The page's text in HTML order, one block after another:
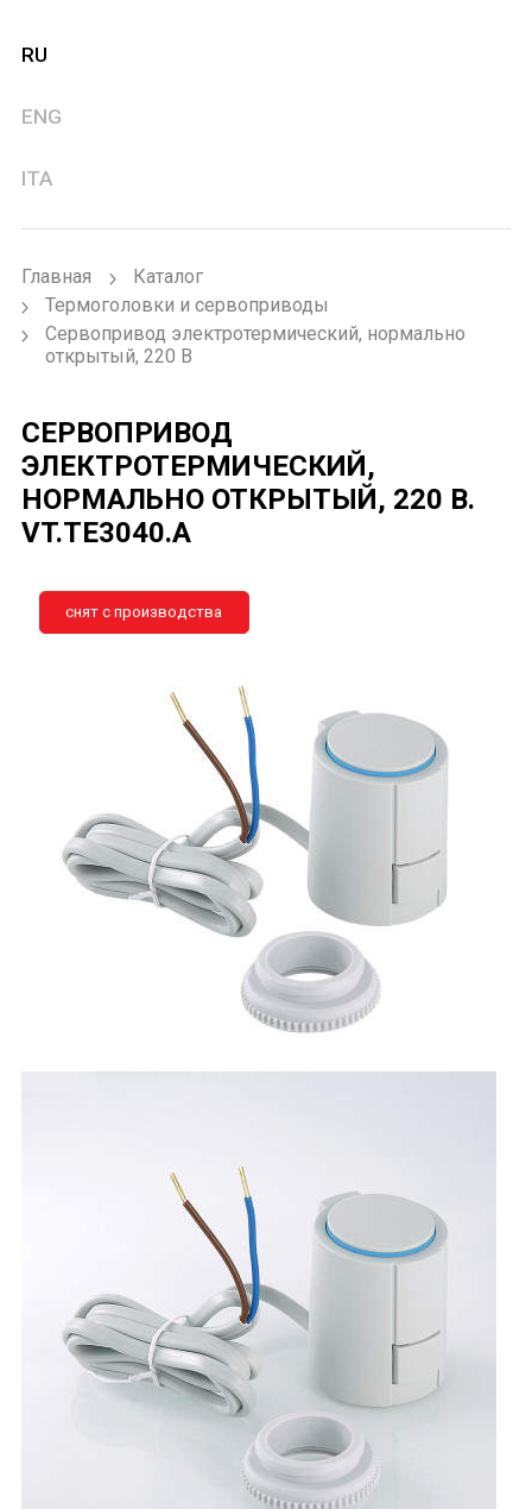
RU
ENG
ITA
Главная
Каталог
Термоголовки и сервоприводы
Сервопривод электротермический, нормально
открытый, 220 В
СЕРВОПРИВОД
ЭЛЕКТРОТЕРМИЧЕСКИЙ,
НОРМАЛЬНО ОТКРЫТЫЙ, 220 В.
VT.TE3040.A
снят с производства